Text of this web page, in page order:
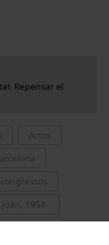
Repensar el
Actos
congressos
1958-